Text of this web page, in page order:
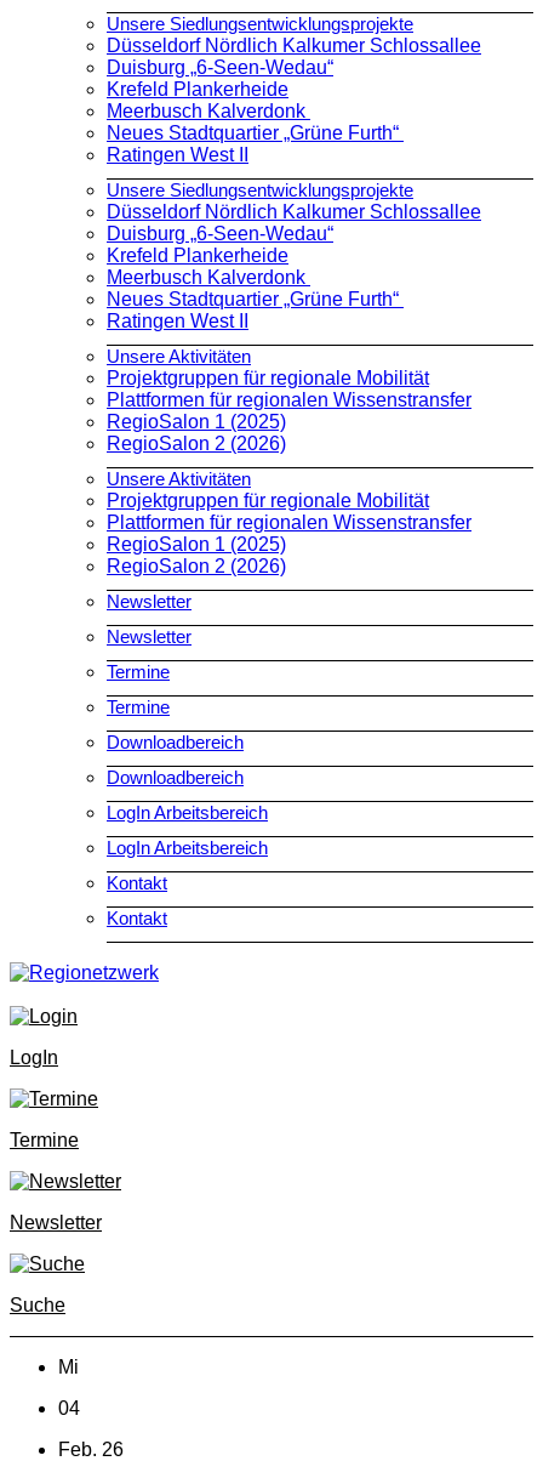
Unsere Siedlungsentwicklungsprojekte
Düsseldorf Nördlich Kalkumer Schlossallee
Duisburg „6-Seen-Wedau“
Krefeld Plankerheide
Meerbusch Kalverdonk
Neues Stadtquartier „Grüne Furth“
Ratingen West II
Unsere Siedlungsentwicklungsprojekte
Düsseldorf Nördlich Kalkumer Schlossallee
Duisburg „6-Seen-Wedau“
Krefeld Plankerheide
Meerbusch Kalverdonk
Neues Stadtquartier „Grüne Furth“
Ratingen West II
Unsere Aktivitäten
Projektgruppen für regionale Mobilität
Plattformen für regionalen Wissenstransfer
RegioSalon 1 (2025)
RegioSalon 2 (2026)
Unsere Aktivitäten
Projektgruppen für regionale Mobilität
Plattformen für regionalen Wissenstransfer
RegioSalon 1 (2025)
RegioSalon 2 (2026)
Newsletter
Newsletter
Termine
Termine
Downloadbereich
Downloadbereich
LogIn Arbeitsbereich
LogIn Arbeitsbereich
Kontakt
Kontakt
LogIn
Termine
Newsletter
Suche
Mi
04
Feb. 26